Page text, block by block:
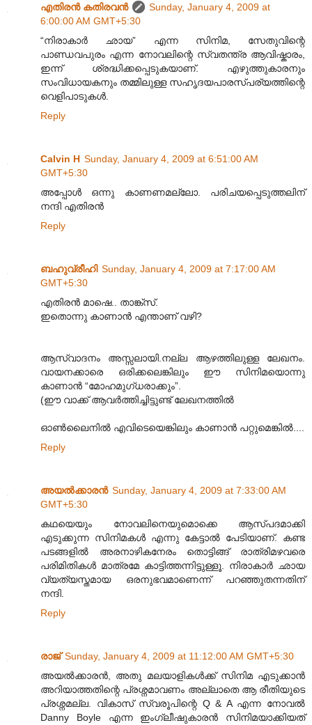
എതിരന്‍ കതിരവന്‍
Sunday, January 4, 2009 at
6:00:00 AM GMT+5:30
“നിരാകാർ ഛായ” എന്ന സിനിമ, സേതുവിന്റെ
പാണ്ഡവപുരം എന്ന നോവലിന്റെ സ്വതന്ത്ര ആവിഷ്കാരം,
ഇന്ന് ശ്രദ്ധിക്കപ്പെടുകയാണ്. എഴുത്തുകാരനും
സംവിധായകനും തമ്മിലുള്ള സഹൃദയപാരസ്പര്യത്തിന്റെ
വെളിപാടുകൾ.
Reply
Calvin H Sunday, January 4, 2009 at 6:51:00 AM
GMT+5:30
അപ്പോള്‍ ഒന്നു കാണണമല്ലോ. പരിചയപ്പെടുത്തലിന്
നന്ദി എതിരന്‍
Reply
ബഹുവ്രീഹി Sunday, January 4, 2009 at 7:17:00 AM
GMT+5:30
എതിരൻ മാഷെ.. താങ്ക്സ്.
ഇതൊന്നു കാണാൻ എന്താണ് വഴി?
ആസ്വാദനം അസ്സലായി.നല്ല ആഴത്തിലുള്ള ലേഖനം.
വായനക്കാരെ ഒരിക്കലെങ്കിലും ഈ സിനിമയൊന്നു
കാണാൻ “മോഹമുഗ്ധരാക്കും”.
(ഈ വാക്ക് ആവർത്തിച്ചിട്ടുണ്ട് ലേഖനത്തിൽ
ഓൺലൈനിൽ എവിടെയെങ്കിലും കാണാൻ പറ്റുമെങ്കിൽ....
Reply
അയല്‍ക്കാരന്‍ Sunday, January 4, 2009 at 7:33:00 AM
GMT+5:30
കഥയെയും നോവലിനെയുമൊക്കെ ആസ്പദമാക്കി
എടുക്കുന്ന സിനിമകള്‍ എന്നു കേട്ടാല്‍ പേടിയാണ്. കണ്ട
പടങ്ങളില്‍ അരനാഴികനേരം തൊട്ടിങ്ങ് രാത്രിമഴവരെ
പരിമിതികള്‍ മാത്രമേ കാട്ടിത്തന്നിട്ടുള്ളൂ. നിരാകാര്‍ ഛായ
വ്യത്യസ്തമായ ഒരനുഭവമാണെന്ന് പറഞ്ഞുതന്നതിന്
നന്ദി.
Reply
രാജ് Sunday, January 4, 2009 at 11:12:00 AM GMT+5:30
അയൽക്കാരൻ, അതു മലയാളികൾക്ക് സിനിമ എടുക്കാൻ
അറിയാത്തതിന്റെ പ്രശ്നമാവണം അല്ലാതെ ആ രീതിയുടെ
പ്രശ്നമല്ല. വികാസ് സ്വരൂപിന്റെ Q & A എന്ന നോവൽ
Danny Boyle എന്ന ഇംഗ്ലീഷുകാരൻ സിനിമയാക്കിയത്